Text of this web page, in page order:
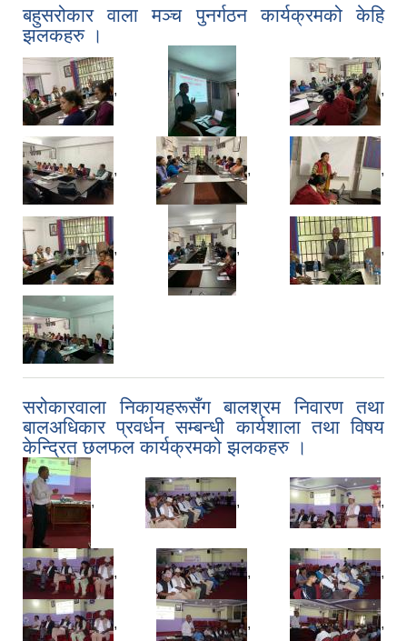
बहुसरोकार वाला मञ्च पुनर्गठन कार्यक्रमको केहि
झलकहरु ।
, , ,
, , ,
, , ,
सरोकारवाला निकायहरूसँग बालश्रम निवारण तथा
बालअधिकार प्रवर्धन सम्बन्धी कार्यशाला तथा विषय
केन्द्रित छलफल कार्यक्रमको झलकहरु ।
, , ,
, , ,
, , ,